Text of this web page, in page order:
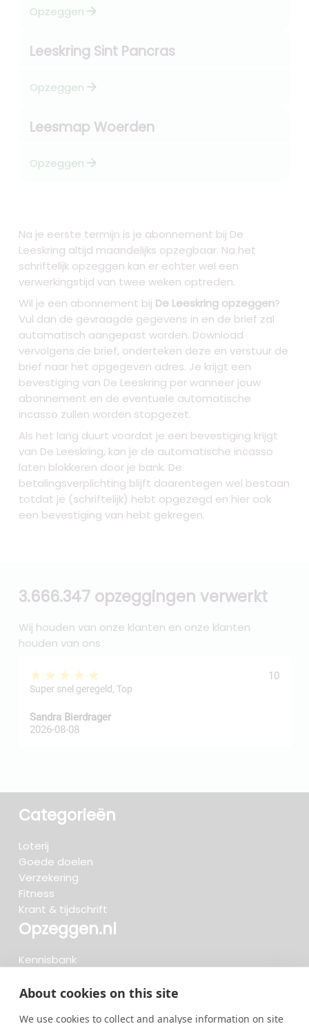
About cookies on this site
We use cookies to collect and analyse information on site
Opzeggen arrow_forward
Leeskring Sint Pancras
Opzeggen arrow_forward
Leesmap Woerden
Opzeggen arrow_forward
Na je eerste termijn is je abonnement bij De
Leeskring altijd maandelijks opzegbaar. Na het
schriftelijk opzeggen kan er echter wel een
verwerkingstijd van twee weken optreden.
Wil je een abonnement bij De Leeskring opzeggen?
Vul dan de gevraagde gegevens in en de brief zal
automatisch aangepast worden. Download
vervolgens de brief, onderteken deze en verstuur de
brief naar het opgegeven adres. Je krijgt een
bevestiging van De Leeskring per wanneer jouw
abonnement en de eventuele automatische
incasso zullen worden stopgezet.
Als het lang duurt voordat je een bevestiging krijgt
van De Leeskring, kan je de automatische incasso
laten blokkeren door je bank. De
betalingsverplichting blijft daarentegen wel bestaan
totdat je (schriftelijk) hebt opgezegd en hier ook
een bevestiging van hebt gekregen.
3.666.347 opzeggingen verwerkt
Wij houden van onze klanten en onze klanten
houden van ons
★★★★★ 10
Super snel geregeld, Top
Sandra Bierdrager
2026-08-08
Categorieën
Loterij
Goede doelen
Verzekering
Fitness
Krant & tijdschrift
Opzeggen.nl
Kennisbank
Beoordelingen